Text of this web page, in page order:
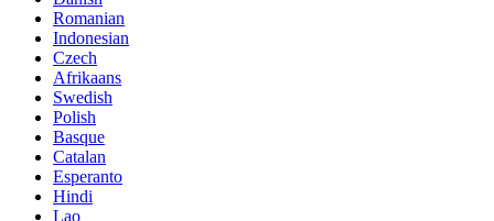
Romanian
Indonesian
Czech
Afrikaans
Swedish
Polish
Basque
Catalan
Esperanto
Hindi
Lao